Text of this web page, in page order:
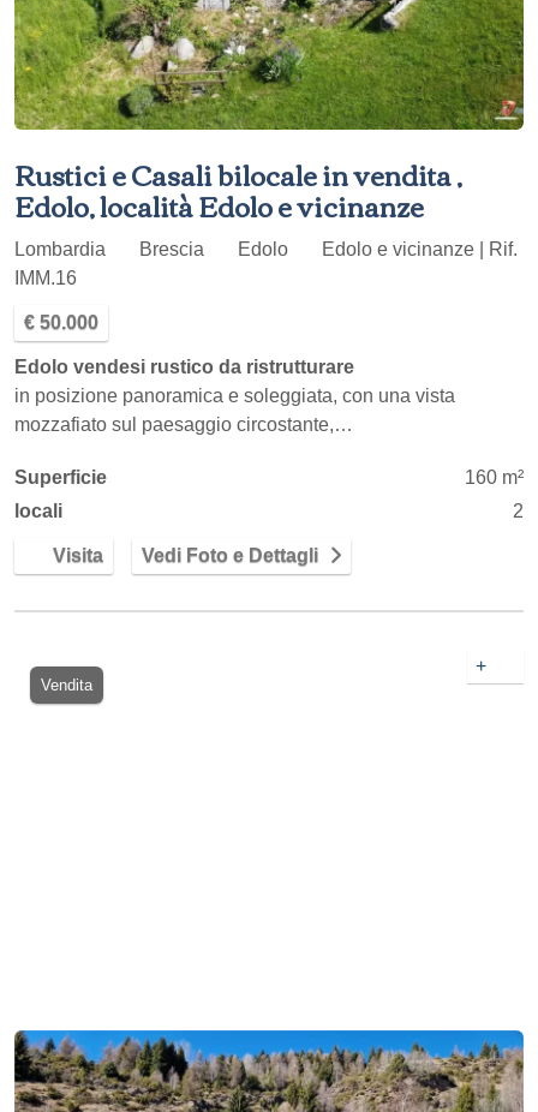
Rustici e Casali bilocale in vendita ,
Edolo, località Edolo e vicinanze
Lombardia Brescia Edolo
Edolo e vicinanze | Rif.
IMM.16
€ 50.000
Edolo vendesi rustico da ristrutturare
in posizione panoramica e soleggiata, con una vista
mozzafiato sul paesaggio circostante,…
Superficie
160 m²
locali
2
Visita Vedi Foto e Dettagli
Vendita
+